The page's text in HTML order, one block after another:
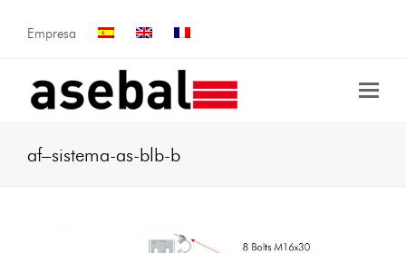
Empresa
af–sistema-as-blb-b